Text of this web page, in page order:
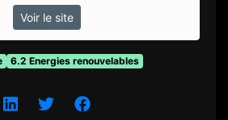
Voir le site
6.2 Energies renouvelables